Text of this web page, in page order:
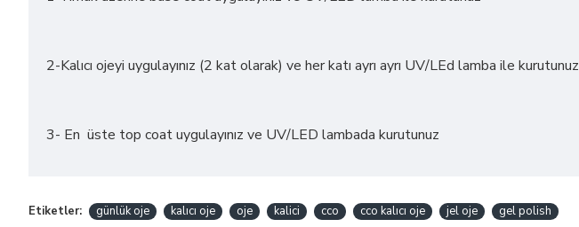
2-Kalıcı ojeyi uygulayınız (2 kat olarak) ve her katı ayrı ayrı UV/LEd lamba ile kurutunuz
3- En üste top coat uygulayınız ve UV/LED lambada kurutunuz
Etiketler: günlük oje kalıcı oje oje kalici cco cco kalıcı oje jel oje gel polish